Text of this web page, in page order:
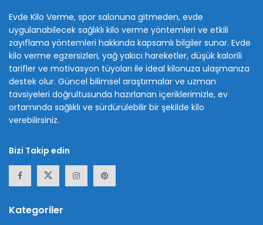
Evde Kilo Verme, spor salonuna gitmeden, evde
uygulanabilecek sağlıklı kilo verme yöntemleri ve etkili
zayıflama yöntemleri hakkında kapsamlı bilgiler sunar. Evde
kilo verme egzersizleri, yağ yakıcı hareketler, düşük kalorili
tarifler ve motivasyon tüyoları ile ideal kilonuza ulaşmanıza
destek olur. Güncel bilimsel araştırmalar ve uzman
tavsiyeleri doğrultusunda hazırlanan içeriklerimizle, ev
ortamında sağlıklı ve sürdürülebilir bir şekilde kilo
verebilirsiniz.
Bizi Takip edin
Kategoriler